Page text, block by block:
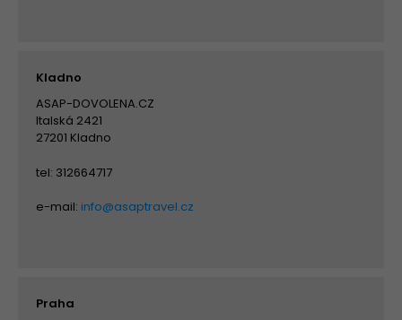
Kladno
ASAP-DOVOLENA.CZ
Italská 2421
27201 Kladno
tel: 312664717
e-mail: info@asaptravel.cz
Praha